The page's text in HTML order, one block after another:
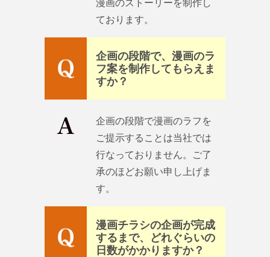
漫画のストーリーを制作し
ております。
企画の段階で、漫画のラ
フ案を制作してもらえま
すか？
企画の段階で漫画のラフを
ご提示することは当社では
行なっておりません。ご了
承のほどお願い申し上げま
す。
漫画チラシの企画が完成
するまで、どれぐらいの
日数がかかりますか？